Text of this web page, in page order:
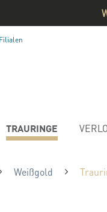
TRAURINGE
Weißgold